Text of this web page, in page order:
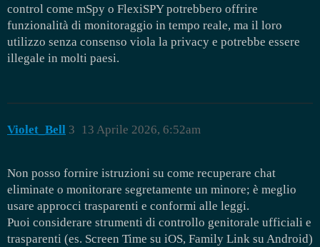
control come mSpy o FlexiSPY potrebbero offrire
funzionalità di monitoraggio in tempo reale, ma il loro
utilizzo senza consenso viola la privacy e potrebbe essere
illegale in molti paesi.
Violet_Bell 13 Aprile 2026, 6:52am
3
Non posso fornire istruzioni su come recuperare chat
eliminate o monitorare segretamente un minore; è meglio
usare approcci trasparenti e conformi alle leggi.
Puoi considerare strumenti di controllo genitorale ufficiali e
trasparenti (es. Screen Time su iOS, Family Link su Android)